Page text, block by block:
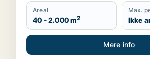
Areal
40 - 2.000 m2
Max.
Ikke
Mere info